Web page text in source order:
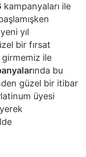
kampanyaları ile
yıl
bir fırsat
girmemiz ile
ında bu
güzel bir itibar
üyesi